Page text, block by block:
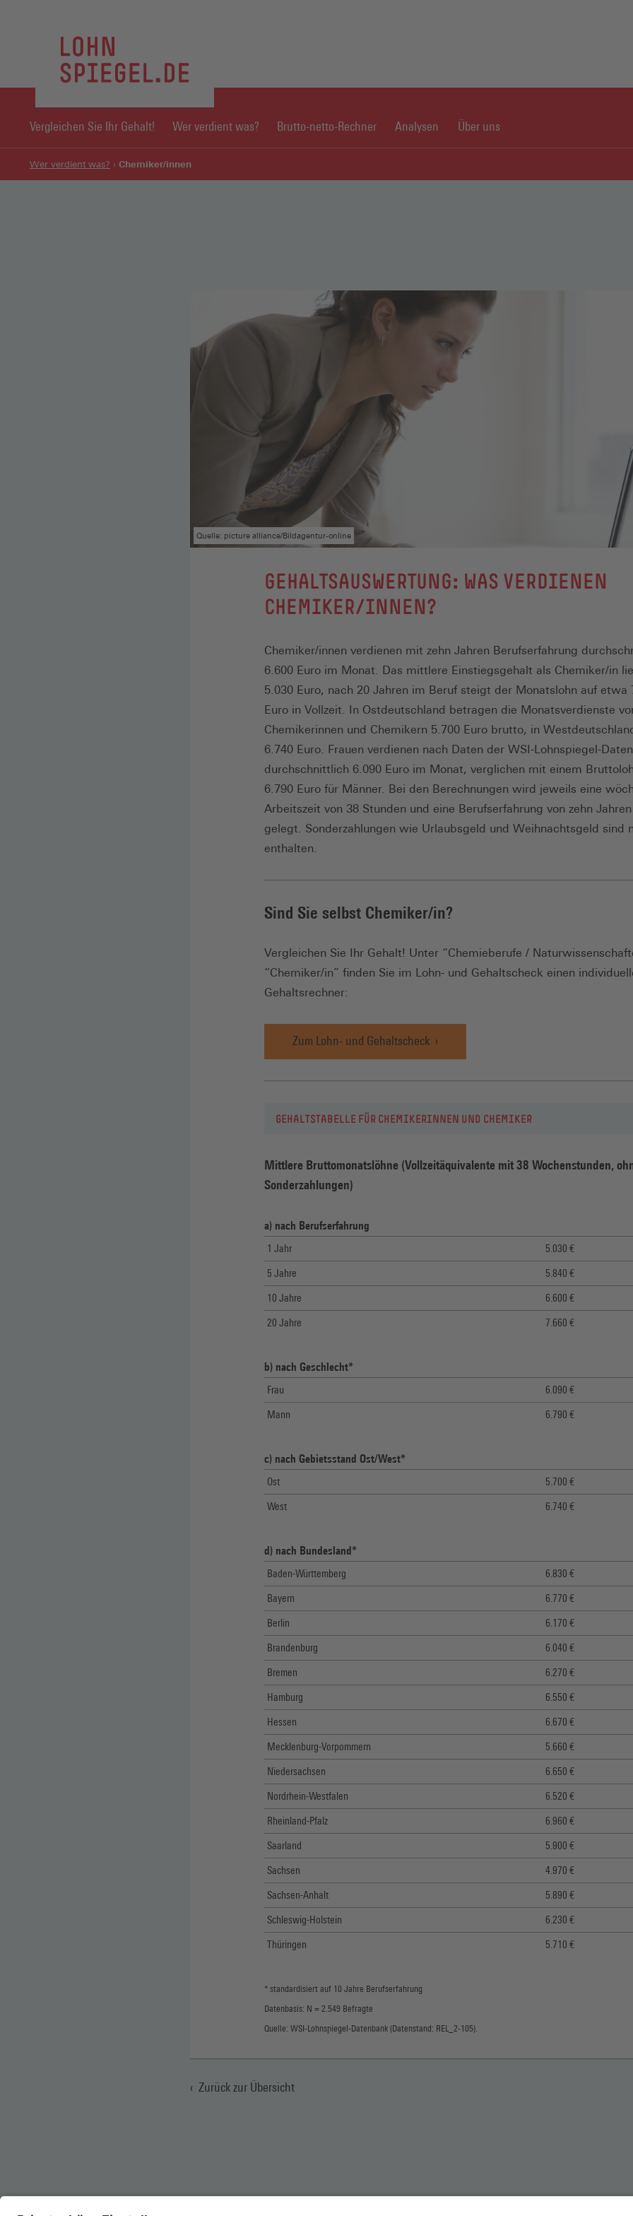
Vergleichen Sie Ihr Gehalt! Wer verdient was? Brutto-netto-Rechner Analysen Über uns
Wer verdient was? Chemiker/innen
Quelle: picture alliance/Bildagentur-online
GEHALTSAUSWERTUNG: WAS VERDIENEN
CHEMIKER/INNEN?
Chemiker/innen verdienen mit zehn Jahren Berufserfahrung
6.600 Euro im Monat. Das mittlere Einstiegsgehalt als Chemiker/in
5.030 Euro, nach 20 Jahren im Beruf steigt der Monatslohn auf etwa
Euro in Vollzeit. In Ostdeutschland betragen die Monatsverdienste
Chemikerinnen und Chemikern 5.700 Euro brutto, in
6.740 Euro. Frauen verdienen nach Daten der WSI-Lohnspiegel-
durchschnittlich 6.090 Euro im Monat, verglichen mit einem
6.790 Euro für Männer. Bei den Berechnungen wird jeweils eine
Arbeitszeit von 38 Stunden und eine Berufserfahrung von zehn
gelegt. Sonderzahlungen wie Urlaubsgeld und Weihnachtsgeld sind
enthalten.
Sind Sie selbst Chemiker/in?
Vergleichen Sie Ihr Gehalt! Unter “Chemieberufe /
“Chemiker/in” finden Sie im Lohn- und Gehaltscheck einen
Gehaltsrechner:
Zum Lohn- und Gehaltscheck
GEHALTSTABELLE FÜR CHEMIKERINNEN UND CHEMIKER
Mittlere Bruttomonatslöhne (Vollzeitäquivalente mit 38 Wochenstunden,
Sonderzahlungen)
a) nach Berufserfahrung
1 Jahr 5.030 €
5 Jahre 5.840 €
10 Jahre 6.600 €
20 Jahre 7.660 €
b) nach Geschlecht*
Frau 6.090 €
Mann 6.790 €
c) nach Gebietsstand Ost/West*
Ost 5.700 €
West 6.740 €
d) nach Bundesland*
Baden-Württemberg 6.830 €
Bayern 6.770 €
Berlin 6.170 €
Brandenburg 6.040 €
Bremen 6.270 €
Hamburg 6.550 €
Hessen 6.670 €
Mecklenburg-Vorpommern 5.660 €
Niedersachsen 6.650 €
Nordrhein-Westfalen 6.520 €
Rheinland-Pfalz 6.960 €
Saarland 5.900 €
Sachsen 4.970 €
Sachsen-Anhalt 5.890 €
Schleswig-Holstein 6.230 €
Thüringen 5.710 €
* standardisiert auf 10 Jahre Berufserfahrung
Datenbasis: N = 2.549 Befragte
Quelle: WSI-Lohnspiegel-Datenbank (Datenstand: REL_2-105).
Zurück zur Übersicht